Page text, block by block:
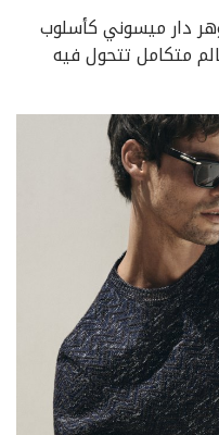
دار ميسوني كأسلوب
متكامل تتحول فيه